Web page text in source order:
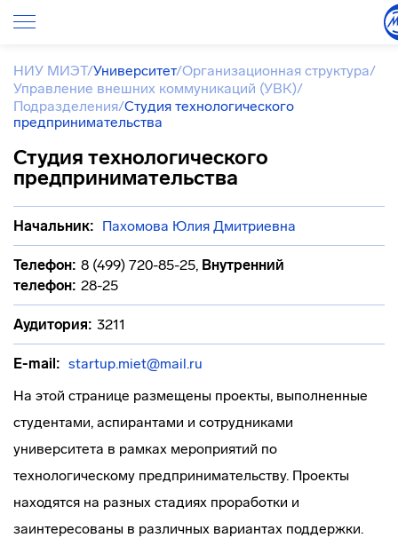
НИУ МИЭТ/Университет/Организационная структура/
Управление внешних коммуникаций (УВК)/
Подразделения/Студия технологического
предпринимательства
Студия технологического
предпринимательства
Начальник: Пахомова Юлия Дмитриевна
Телефон: 8 (499) 720-85-25, Внутренний
телефон: 28-25
Аудитория: 3211
E-mail: startup.miet@mail.ru
На этой странице размещены проекты, выполненные
студентами, аспирантами и сотрудниками
университета в рамках мероприятий по
технологическому предпринимательству. Проекты
находятся на разных стадиях проработки и
заинтересованы в различных вариантах поддержки.